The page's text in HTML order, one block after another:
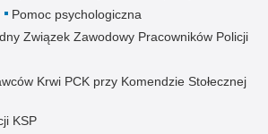
Pomoc psychologiczna
Związek Zawodowy Pracowników Policji
Krwi PCK przy Komendzie Stołecznej
KSP